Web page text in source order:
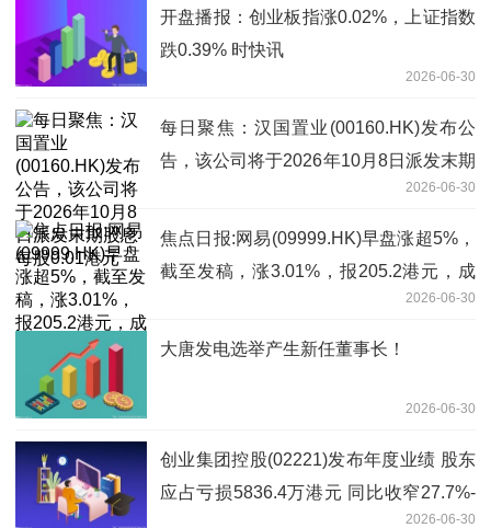
开盘播报：创业板指涨0.02%，上证指数
跌0.39% 时快讯
2026-06-30
每日聚焦：汉国置业(00160.HK)发布公
告，该公司将于2026年10月8日派发末期
2026-06-30
焦点日报:网易(09999.HK)早盘涨超5%，
截至发稿，涨3.01%，报205.2港元，成
2026-06-30
大唐发电选举产生新任董事长！
2026-06-30
创业集团控股(02221)发布年度业绩 股东
应占亏损5836.4万港元 同比收窄27.7%-
2026-06-30